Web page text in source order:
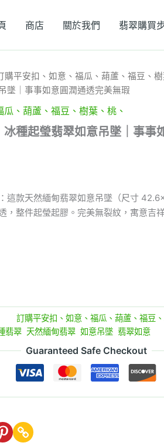
商店 關於我們 翡翠購買
購平安扣、如意、福瓜、葫蘆、福豆、樹
墜｜事事如意圓潤通透完美無瑕
、葫蘆、福豆、樹葉、桃、
冰種起瑩翡翠如意吊墜｜事事
這款天然緬甸翡翠如意吊墜（尺寸
，整件起瑩起膠。完美無裂紋，寓意吉
分類:訂購平安扣、如意、福瓜、葫蘆、福豆
翡翠 天然緬甸翡翠 ,如意吊墜 ,翡翠如意
Guaranteed Safe Checkout